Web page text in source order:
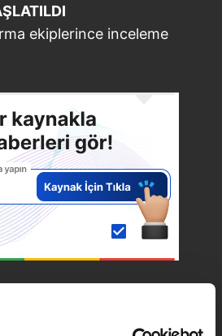
ekiplerince inceleme
HABER
Babadağ’da paraşüt